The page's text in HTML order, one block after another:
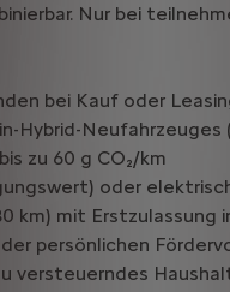
Nur bei
bei Kauf oder
Hybrid-Neufahrzeuges
zu 60 g CO₂/km
oder
km) mit Erstzulassung
persönlichen
versteuerndes